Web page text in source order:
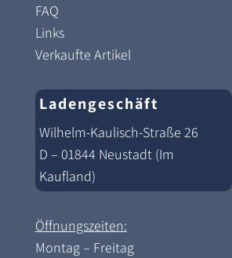
FAQ
Links
Verkaufte Artikel
Ladengeschäft
Wilhelm-Kaulisch-Straße 26
D – 01844 Neustadt (Im
Kaufland)
Öffnungszeiten:
Montag – Freitag